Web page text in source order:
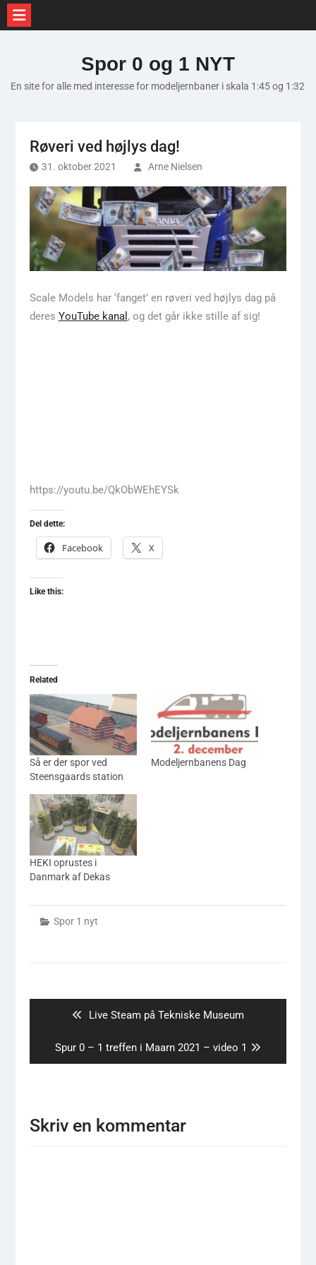
Spor 0 og 1 NYT
En site for alle med interesse for modeljernbaner i skala 1:45 og 1:32
Røveri ved højlys dag!
31. oktober 2021 Arne Nielsen
Scale Models har ‘fanget’ en røveri ved højlys dag på
deres YouTube kanal , og det går ikke stille af sig!
https://youtu.be/QkObWEhEYSk
Del dette:
Facebook X
Like this:
Related
Så er der spor ved
Steensgaards station
Modeljernbanens Dag
HEKI oprustes i
Danmark af Dekas
Spor 1 nyt
Previous
Live Steam på Tekniske Museum
Next
post:
Spur 0 – 1 treffen i Maarn 2021 – video 1
Skriv en kommentar